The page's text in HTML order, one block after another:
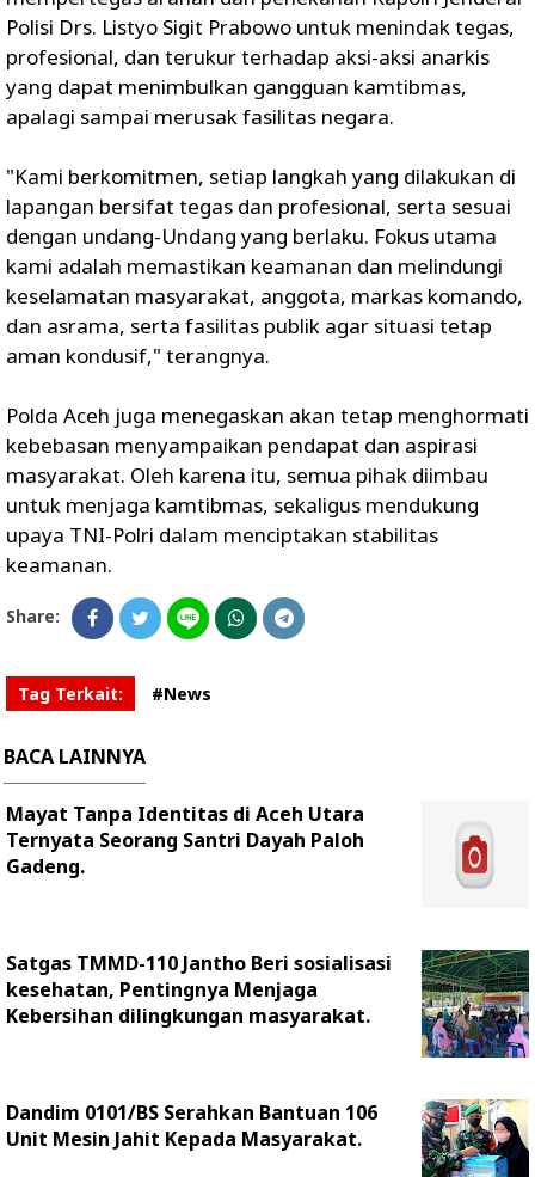
Polisi Drs. Listyo Sigit Prabowo untuk menindak tegas,
profesional, dan terukur terhadap aksi-aksi anarkis
yang dapat menimbulkan gangguan kamtibmas,
apalagi sampai merusak fasilitas negara.
"Kami berkomitmen, setiap langkah yang dilakukan di
lapangan bersifat tegas dan profesional, serta sesuai
dengan undang-Undang yang berlaku. Fokus utama
kami adalah memastikan keamanan dan melindungi
keselamatan masyarakat, anggota, markas komando,
dan asrama, serta fasilitas publik agar situasi tetap
aman kondusif," terangnya.
Polda Aceh juga menegaskan akan tetap menghormati
kebebasan menyampaikan pendapat dan aspirasi
masyarakat. Oleh karena itu, semua pihak diimbau
untuk menjaga kamtibmas, sekaligus mendukung
upaya TNI-Polri dalam menciptakan stabilitas
keamanan.
Share:
Tag Terkait: #News
BACA LAINNYA
Mayat Tanpa Identitas di Aceh Utara
Ternyata Seorang Santri Dayah Paloh
Gadeng.
Satgas TMMD-110 Jantho Beri sosialisasi
kesehatan, Pentingnya Menjaga
Kebersihan dilingkungan masyarakat.
Dandim 0101/BS Serahkan Bantuan 106
Unit Mesin Jahit Kepada Masyarakat.